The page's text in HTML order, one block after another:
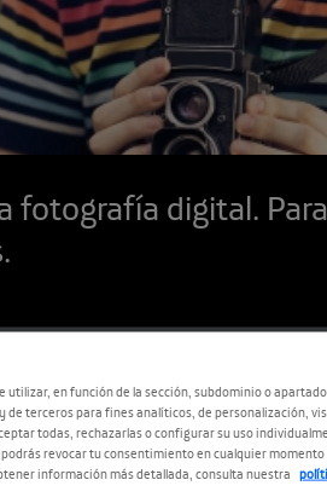
fotografía digital.
Telefónica
3, Madrid
utilizar, en función de la sección, subdominio o
de terceros para fines analíticos, de personalización,
todas, rechazarlas o configurar su uso
revocar tu consentimiento en cualquier momento
información más detallada, consulta nuestra